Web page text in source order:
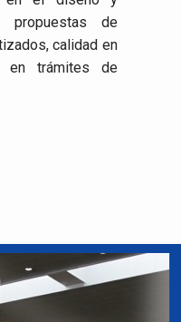
propuestas de
calidad en
en trámites de